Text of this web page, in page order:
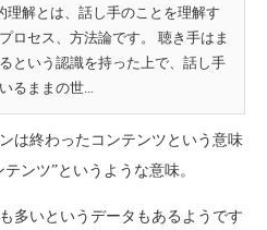
理解とは、話し手のことを理解す
ロセス、方法論です。 聴き手はま
という認識を持った上で、話し手
るままの世...
は終わったコンテンツという意味
ンツ”というような意味。
多いというデータもあるようです